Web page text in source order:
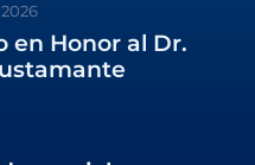
en Honor al Dr.